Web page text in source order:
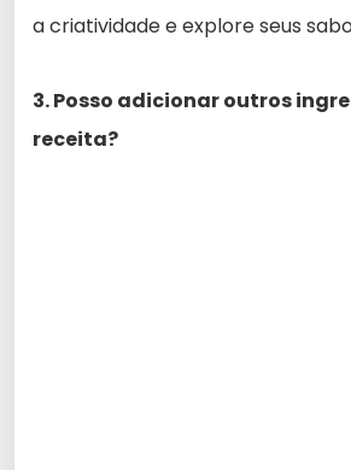
a criatividade e explore seus
3. Posso adicionar outros
receita?